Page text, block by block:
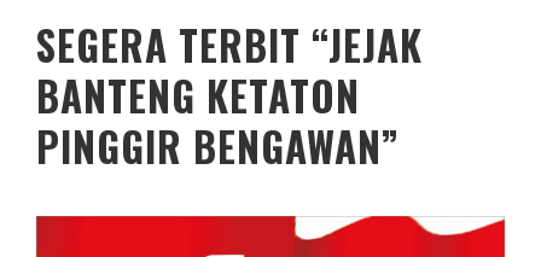
SEGERA TERBIT “JEJAK
BANTENG KETATON
PINGGIR BENGAWAN”